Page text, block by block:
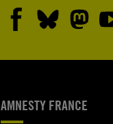
AMNESTY FRANCE